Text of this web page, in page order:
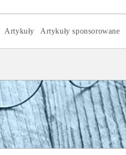
Artykuły Artykuły sponsorowane